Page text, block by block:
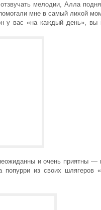
мелодии, Алла
мне в самый лихой
у вас «на каждый день», вы
и очень приятны —
из своих шлягеров